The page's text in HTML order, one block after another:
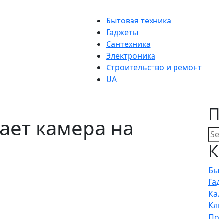
Бытовая техника
Гаджеты
Сантехника
Электроника
Строительство и ремонт
UA
камера на